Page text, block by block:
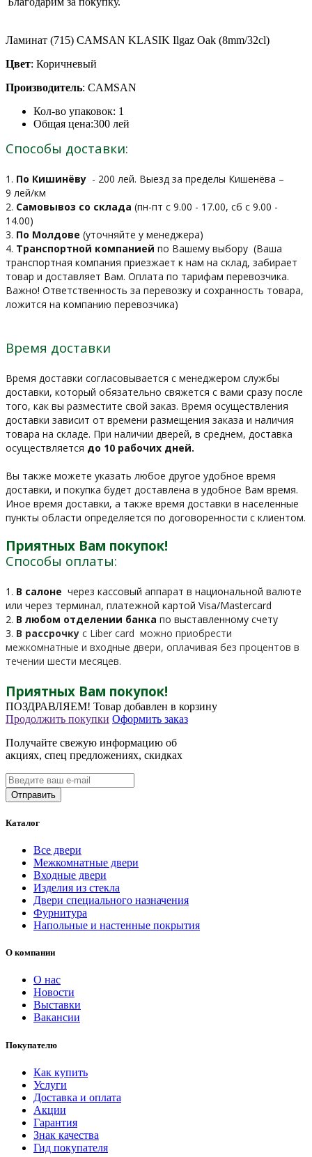
Ламинат (715) CAMSAN KLASIK Ilgaz Oak (8mm/32cl)
Цвет: Коричневый
Производитель: CAMSAN
Кол-во упаковок: 1
Общая цена:300 лей
Способы доставки:
1. По Кишинёву - 200 лей. Выезд за пределы Кишенёва –
9 лей/км
2. Самовывоз со склада (пн-пт с 9.00 - 17.00, сб с 9.00 -
14.00)
3. По Молдове (уточняйте у менеджера)
4. Транспортной компанией по Вашему выбору (Ваша
транспортная компания приезжает к нам на склад, забирает
товар и доставляет Вам. Оплата по тарифам перевозчика.
Важно! Ответственность за перевозку и сохранность товара,
ложится на компанию перевозчика)
Время доставки
Время доставки согласовывается с менеджером службы
доставки, который обязательно свяжется с вами сразу после
того, как вы разместите свой заказ. Время осуществления
доставки зависит от времени размещения заказа и наличия
товара на складе. При наличии дверей, в среднем, доставка
осуществляется до 10 рабочих дней.
Вы также можете указать любое другое удобное время
доставки, и покупка будет доставлена в удобное Вам время.
Иное время доставки, а также время доставки в населенные
пункты области определяется по договоренности с клиентом.
Приятных Вам покупок!
Способы оплаты:
1. В салоне через кассовый аппарат в национальной валюте
или через терминал, платежной картой Visa/Mastercard
2. В любом отделении банка по выставленному счету
3. В рассрочку c Liber card можно приобрести
межкомнатные и входные двери, оплачивая без процентов в
течении шести месяцев.
Приятных Вам покупок!
ПОЗДРАВЛЯЕМ! Товар добавлен в корзину
Продолжить покупки Оформить заказ
Получайте свежую информацию об
акциях, спец предложениях, скидках
Каталог
Все двери
Межкомнатные двери
Входные двери
Изделия из стекла
Двери специального назначения
Фурнитура
Напольные и настенные покрытия
О компании
О нас
Новости
Выставки
Вакансии
Покупателю
Как купить
Услуги
Доставка и оплата
Акции
Гарантия
Знак качества
Гид покупателя